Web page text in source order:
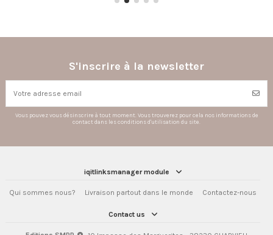
S'inscrire à la newsletter
Vous pouvez vous désinscrire à tout moment. Vous trouverez pour cela nos informations de
contact dans les conditions d'utilisation du site.
iqitlinksmanager module
Qui sommes nous? Livraison partout dans le monde Contactez-nous
Contact us